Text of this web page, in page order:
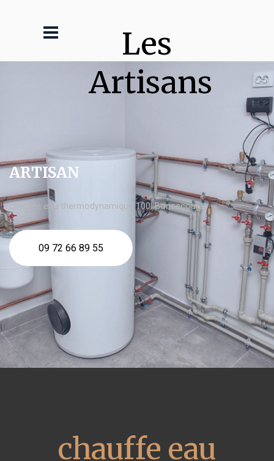
Les
Artisans
ARTISAN
chauffe eau thermodynamique 100l Bonsecours
09 72 66 89 55
chauffe eau